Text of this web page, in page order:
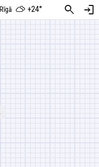
Rīgā +24° search login